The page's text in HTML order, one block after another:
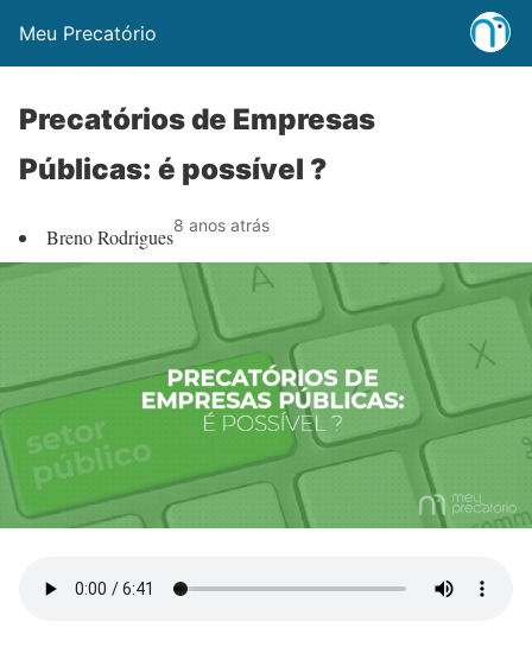
Meu Precatório
Precatórios de Empresas
Públicas: é possível ?
Breno Rodrigues8 anos atrás